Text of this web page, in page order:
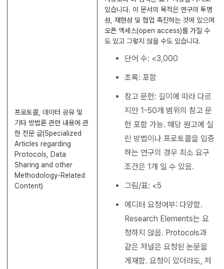
프로토콜, 데이터 공유 및
기타 방법론 관련 내용에 관
한 전문 글(Specialized
Articles regarding
Protocols, Data
Sharing and other
Methodology-Related
Content)
있습니다. 이 문서의 목적은 연구의 투명
성, 재현성 및 협업 촉진하는 것에 있으며
오픈 액세스(open access)를 가질 수
도 있고 그렇지 않을 수도 있습니다.
단어 수: <3,000
초록: 포함
참고 문헌: 길이에 따라 다르
지만 1-50개 범위의 참고 문
헌 포함 가능. 해당 원고에 실
린 방법이나 프로토콜을 입증
하는 연구의 경우 최소 요구
조건은 1개 일 수 있음.
그림/표: <5
에디터 요청여부: 다양함.
Research Elements는 요
청하지 않음. Protocols과
같은 저널은 요청된 논문을
게재함. 요청이 있더라도, 저